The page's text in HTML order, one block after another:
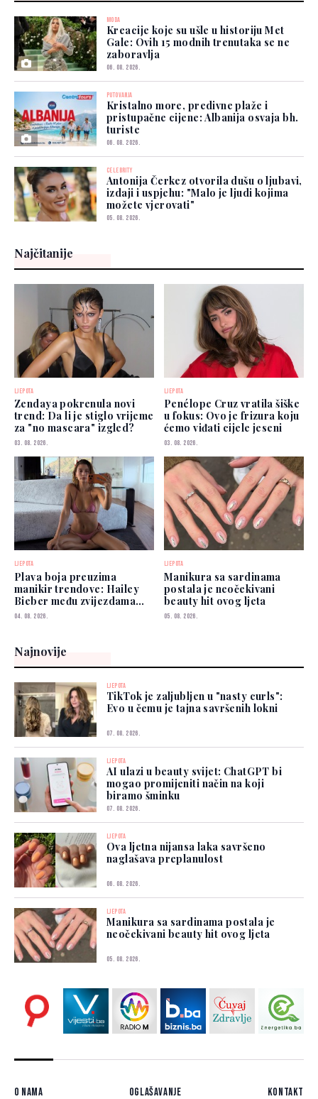
MODA
Kreacije koje su ušle u historiju Met
Gale: Ovih 15 modnih trenutaka se ne
zaboravlja
06. 08. 2026.
PUTOVANJA
Kristalno more, predivne plaže i
pristupačne cijene: Albanija osvaja bh.
turiste
06. 08. 2026.
CELEBRITY
Antonija Čerkez otvorila dušu o ljubavi,
izdaji i uspjehu: "Malo je ljudi kojima
možete vjerovati"
05. 08. 2026.
Najčitanije
LJEPOTA
Zendaya pokrenula novi
trend: Da li je stiglo vrijeme
za "no mascara" izgled?
03. 08. 2026.
LJEPOTA
Penélope Cruz vratila šiške
u fokus: Ovo je frizura koju
ćemo viđati cijele jeseni
03. 08. 2026.
LJEPOTA
Plava boja preuzima
manikir trendove: Hailey
Bieber među zvijezdama
koje je već nose
04. 08. 2026.
LJEPOTA
Manikura sa sardinama
postala je neočekivani
beauty hit ovog ljeta
05. 08. 2026.
Najnovije
LJEPOTA
TikTok je zaljubljen u "nasty curls":
Evo u čemu je tajna savršenih lokni
07. 08. 2026.
LJEPOTA
AI ulazi u beauty svijet: ChatGPT bi
mogao promijeniti način na koji
biramo šminku
07. 08. 2026.
LJEPOTA
Ova ljetna nijansa laka savršeno
naglašava preplanulost
06. 08. 2026.
LJEPOTA
Manikura sa sardinama postala je
neočekivani beauty hit ovog ljeta
05. 08. 2026.
O nama Oglašavanje Kontakt